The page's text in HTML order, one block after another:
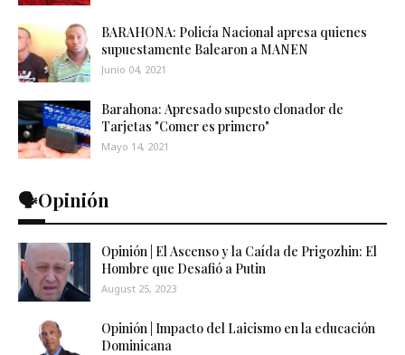
BARAHONA: Policía Nacional apresa quienes
supuestamente Balearon a MANEN
Junio 04, 2021
Barahona: Apresado supesto clonador de
Tarjetas "Comer es primero"
Mayo 14, 2021
🗣️Opinión
Opinión | El Ascenso y la Caída de Prigozhin: El
Hombre que Desafió a Putin
August 25, 2023
Opinión | Impacto del Laicismo en la educación
Dominicana